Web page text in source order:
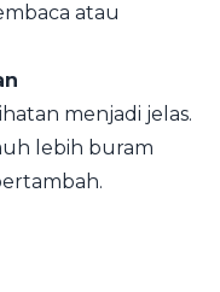
atau
menjadi jelas.
lebih buram